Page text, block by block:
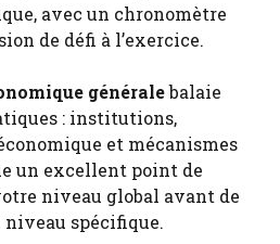
avec un chronomètre
de défi à l’exercice.
généralebalaie
: institutions,
et mécanismes
un excellent point de
niveau global avant de
spécifique.